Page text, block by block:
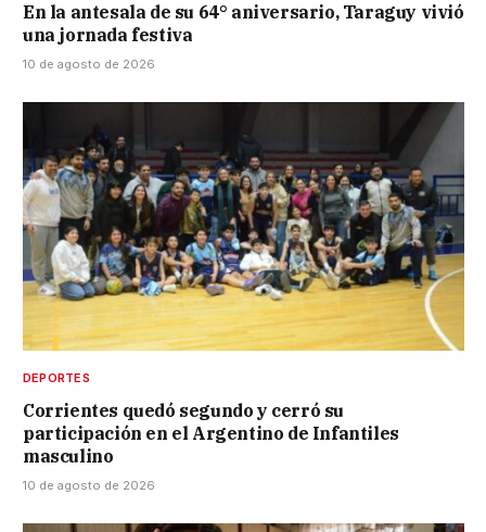
En la antesala de su 64° aniversario, Taraguy vivió
una jornada festiva
10 de agosto de 2026
DEPORTES
Corrientes quedó segundo y cerró su
participación en el Argentino de Infantiles
masculino
10 de agosto de 2026